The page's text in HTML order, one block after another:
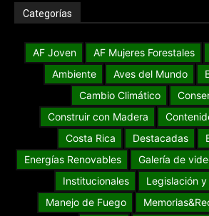
Categorías
AF Joven AF Mujeres Forestales
Ambiente
Aves del Mundo
Cambio Climático
Construir con Madera
Costa Rica
Destacadas
Energías Renovables
Galería de
Institucionales
Legislación
Manejo de Fuego